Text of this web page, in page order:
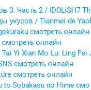
3. Часть 2 / IDOLiSH7
укусов / Tianmei de
смотреть онлайн
смотреть онлайн
Yi Xian Mo Lu: Ling Fei
смотреть онлайн
смотреть онлайн
Sobakasu no Hime